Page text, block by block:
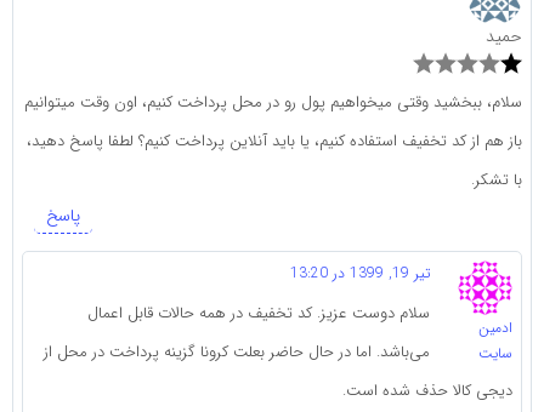
حمید
سلام، ببخشید وقتی میخواهیم پول رو در محل پرداخت کنیم، اون وقت میتوانیم
باز هم از کد تخفیف استفاده کنیم، یا باید آنلاین پرداخت کنیم؟ لطفا پاسخ دهید،
با تشکر.
پاسخ
ادمین
سایت
تیر 19, 1399 در 13:20
سلام دوست عزیز. کد تخفیف در همه حالات قابل اعمال
می‌باشد. اما در حال حاضر بعلت کرونا گزینه پرداخت در محل از
دیجی کالا حذف شده است.